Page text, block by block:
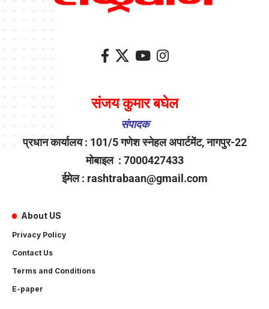
संजय कुमार बघेल
संपादक
प्रधान कार्यालय : 101/5 गणेश स्नेहल अपार्टमेंट, नागपुर-22
मोबाइल : 7000427433
ईमेल : rashtrabaan@gmail.com
About US
Privacy Policy
Contact Us
Terms and Conditions
E-paper